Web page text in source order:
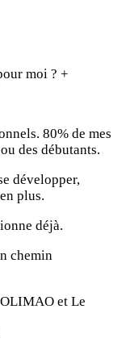
moi ?+
80% de mes
des débutants.
développer,
plus.
déjà.
chemin
et Le